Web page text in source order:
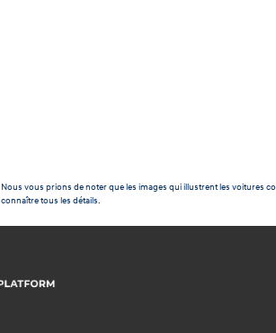
Nous vous prions de noter que les images qui illustrent les voitures
connaître tous les détails.